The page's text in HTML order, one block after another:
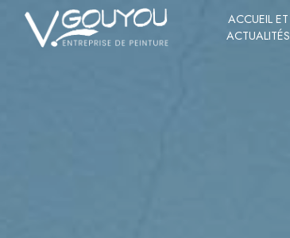
ACCUEIL ET
ACTUALITÉS
Panneau de gestion des cookies